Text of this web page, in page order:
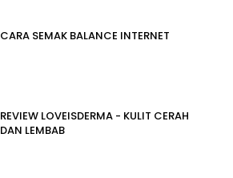
CARA SEMAK BALANCE INTERNET
REVIEW LOVEISDERMA - KULIT CERAH
DAN LEMBAB